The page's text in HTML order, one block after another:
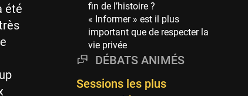
été
Miami Heat
63 sessions
Los Angeles Clippers
61 sessions
53 sessions
fin de l’histoire ?
« Informer » est il plus
important que de respecter la
vie privée
DÉBATS ANIMÉS
Sessions les plus